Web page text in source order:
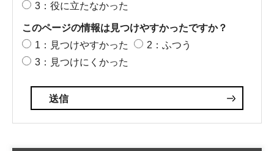
3：役に立たなかった
このページの情報は見つけやすかったですか？
1：見つけやすかった
2：ふつう
3：見つけにくかった